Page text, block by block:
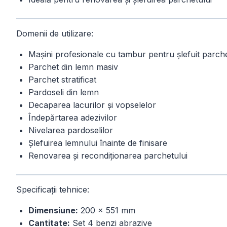
Domenii de utilizare:
Mașini profesionale cu tambur pentru șlefuit
Parchet din lemn masiv
Parchet stratificat
Pardoseli din lemn
Decaparea lacurilor și vopselelor
Îndepărtarea adezivilor
Nivelarea pardoselilor
Șlefuirea lemnului înainte de finisare
Renovarea și recondiționarea parchetului
Specificații tehnice:
Dimensiune: 200 × 551 mm
Cantitate: Set 4 benzi abrazive